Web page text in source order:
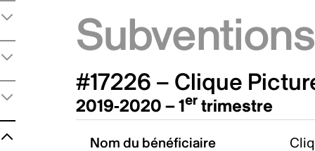
#17226 – Clique
2019-2020 – 1er trimestre
Nom du bénéficiaire